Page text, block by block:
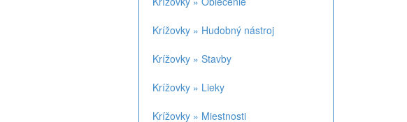
Krížovky » Hudobný nástroj
Krížovky » Stavby
Krížovky » Lieky
Krížovky » Miestnosti